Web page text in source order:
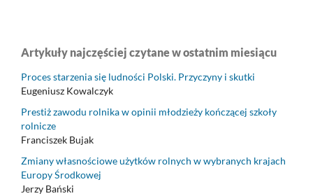
Artykuły najczęściej czytane w ostatnim miesiącu
Proces starzenia się ludności Polski. Przyczyny i skutki
Eugeniusz Kowalczyk
Prestiż zawodu rolnika w opinii młodzieży kończącej szkoły
rolnicze
Franciszek Bujak
Zmiany własnościowe użytków rolnych w wybranych krajach
Europy Środkowej
Jerzy Bański